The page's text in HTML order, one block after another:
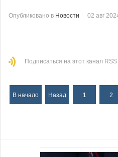
Опубликовано в Новости 02 авг
Подписаться на этот канал RSS
В начало Назад 1 2